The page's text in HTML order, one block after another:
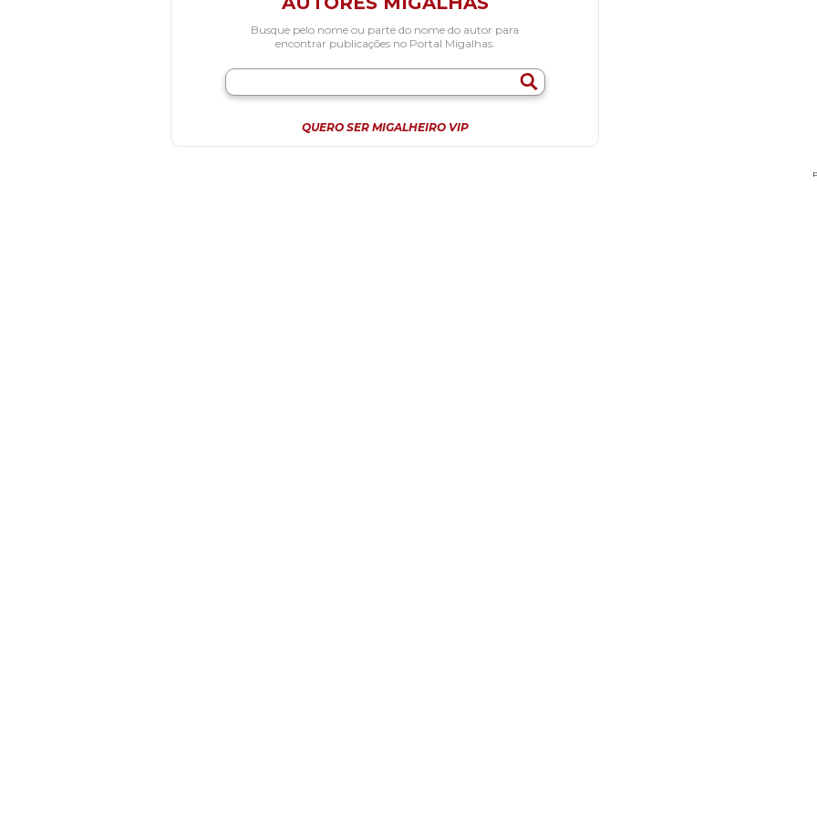
Busque pelo nome ou parte do nome do autor para
encontrar publicações no Portal Migalhas.
QUERO SER MIGALHEIRO VIP